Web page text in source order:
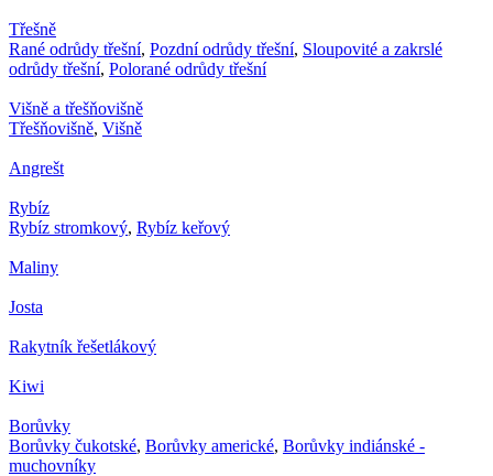
Třešně
Rané odrůdy třešní, Pozdní odrůdy třešní, Sloupovité a zakrslé
odrůdy třešní, Polorané odrůdy třešní
Višně a třešňovišně
Třešňovišně, Višně
Angrešt
Rybíz
Rybíz stromkový, Rybíz keřový
Maliny
Josta
Rakytník řešetlákový
Kiwi
Borůvky
Borůvky čukotské, Borůvky americké, Borůvky indiánské -
muchovníky